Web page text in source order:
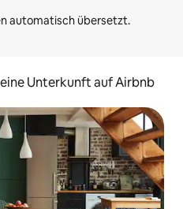
Unterkunft auf Airbnb